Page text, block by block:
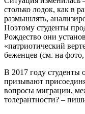
столько лодок, как в
размышлять,
Поэтому студенты
Рождество они
«патриотический
беженцев (см. на
В 2017 году студенты
призывают
вопросы миграции,
толерантности? –